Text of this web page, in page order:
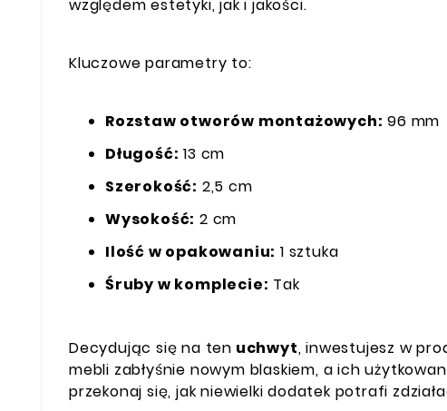
względem estetyki, jak i jakości.
Kluczowe parametry to:
Rozstaw otworów montażowych: 96 mm
Długość: 13 cm
Szerokość: 2,5 cm
Wysokość: 2 cm
Ilość w opakowaniu: 1 sztuka
Śruby w komplecie: Tak
Decydując się na ten uchwyt, inwestujesz w
mebli zabłyśnie nowym blaskiem, a ich
przekonaj się, jak niewielki dodatek potrafi